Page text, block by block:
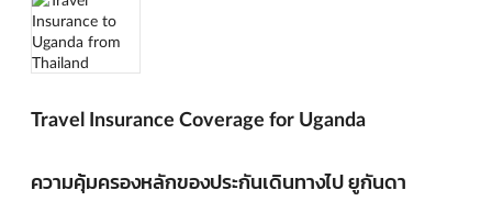
Travel Insurance Coverage for Uganda
ความคุ้มครองหลักของประกันเดินทางไป ยูกันดา